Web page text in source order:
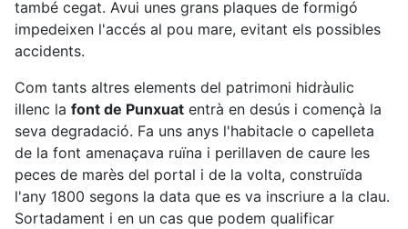
també cegat. Avui unes grans plaques de formigó
impedeixen l'accés al pou mare, evitant els possibles
accidents.
Com tants altres elements del patrimoni hidràulic
illenc la font de Punxuat entrà en desús i començà la
seva degradació. Fa uns anys l'habitacle o capelleta
de la font amenaçava ruïna i perillaven de caure les
peces de marès del portal i de la volta, construïda
l'any 1800 segons la data que es va inscriure a la clau.
Sortadament i en un cas que podem qualificar